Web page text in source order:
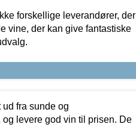
forskellige leverandører, der
vine, der kan give fantastiske
fra sunde og
levere god vin til prisen. De